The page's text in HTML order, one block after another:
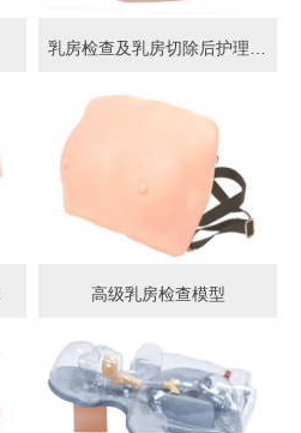
高级乳房检查模型